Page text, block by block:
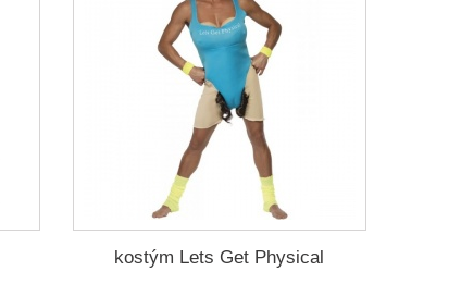
kostým Lets Get Physical